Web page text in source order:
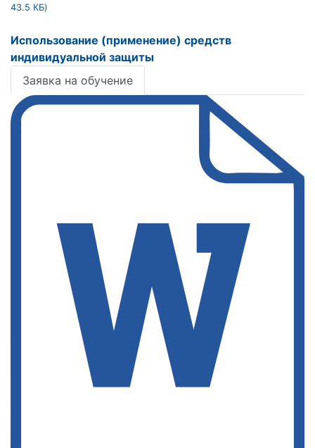
43.5 КБ)
Использование (применение) средств
индивидуальной защиты
Заявка на обучение